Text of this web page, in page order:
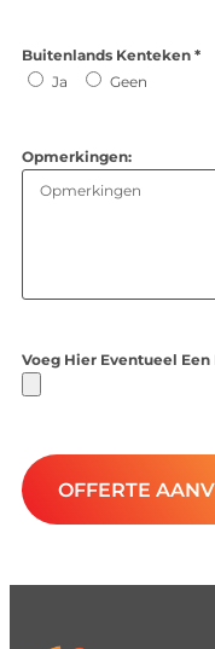
Buitenlands Kenteken *
Ja
Geen
Opmerkingen:
Voeg Hier Eventueel Een
OFFERTE